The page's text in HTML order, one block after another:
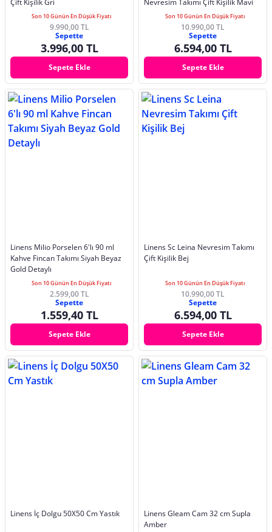
Çift Kişilik Gri
Son 10 Günün En Düşük Fiyatı
9.990,00 TL
Sepette
3.996,00 TL
Sepete Ekle
Nevresim Takımı Çift Kişilik Mavi
Son 10 Günün En Düşük Fiyatı
10.990,00 TL
Sepette
6.594,00 TL
Sepete Ekle
Linens Milio Porselen 6'lı 90 ml
Kahve Fincan Takımı Siyah Beyaz
Gold Detaylı
Son 10 Günün En Düşük Fiyatı
2.599,00 TL
Sepette
1.559,40 TL
Sepete Ekle
Linens Sc Leina Nevresim Takımı
Çift Kişilik Bej
Son 10 Günün En Düşük Fiyatı
10.990,00 TL
Sepette
6.594,00 TL
Sepete Ekle
Linens İç Dolgu 50X50 Cm Yastık
Linens Gleam Cam 32 cm Supla
Amber